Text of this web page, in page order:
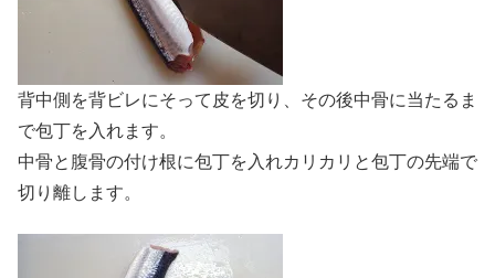
背中側を背ビレにそって皮を切り、その後中骨に当たるま
で包丁を入れます。
中骨と腹骨の付け根に包丁を入れカリカリと包丁の先端で
切り離します。